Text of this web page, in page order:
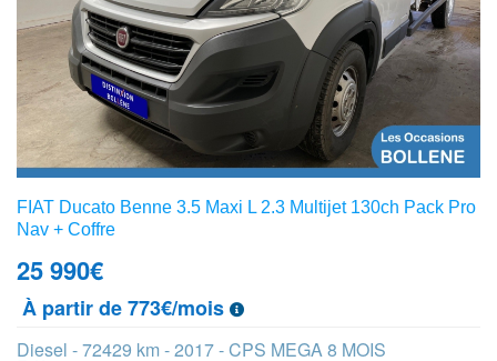
FIAT Ducato Benne 3.5 Maxi L 2.3 Multijet 130ch Pack Pro
Nav + Coffre
25 990€
À partir de 773€/mois
Diesel - 72429 km - 2017 - CPS MEGA 8 MOIS